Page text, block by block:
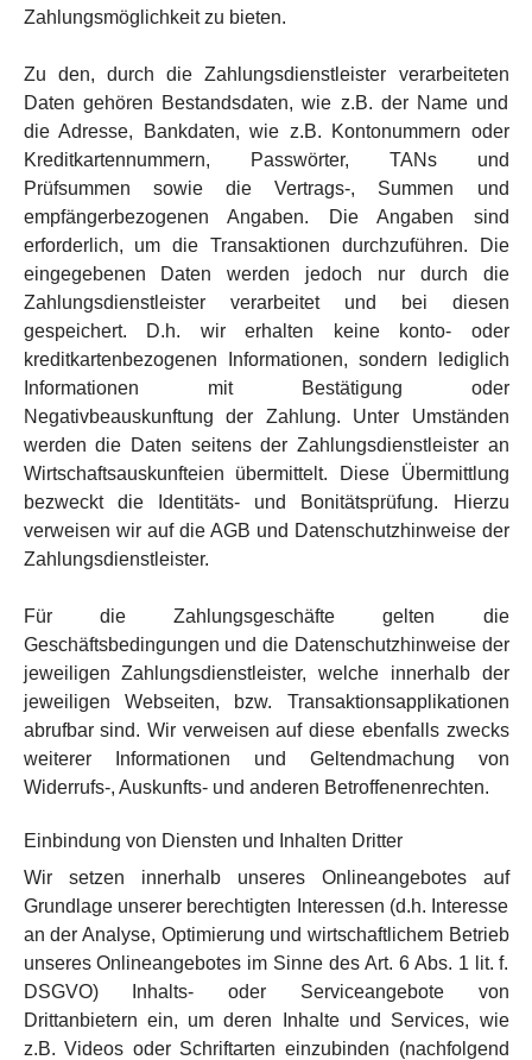
Zahlungsmöglichkeit zu bieten.
Zu den, durch die Zahlungsdienstleister verarbeiteten
Daten gehören Bestandsdaten, wie z.B. der Name und
die Adresse, Bankdaten, wie z.B. Kontonummern oder
Kreditkartennummern, Passwörter, TANs und
Prüfsummen sowie die Vertrags-, Summen und
empfängerbezogenen Angaben. Die Angaben sind
erforderlich, um die Transaktionen durchzuführen. Die
eingegebenen Daten werden jedoch nur durch die
Zahlungsdienstleister verarbeitet und bei diesen
gespeichert. D.h. wir erhalten keine konto- oder
kreditkartenbezogenen Informationen, sondern lediglich
Informationen mit Bestätigung oder
Negativbeauskunftung der Zahlung. Unter Umständen
werden die Daten seitens der Zahlungsdienstleister an
Wirtschaftsauskunfteien übermittelt. Diese Übermittlung
bezweckt die Identitäts- und Bonitätsprüfung. Hierzu
verweisen wir auf die AGB und Datenschutzhinweise der
Zahlungsdienstleister.
Für die Zahlungsgeschäfte gelten die
Geschäftsbedingungen und die Datenschutzhinweise der
jeweiligen Zahlungsdienstleister, welche innerhalb der
jeweiligen Webseiten, bzw. Transaktionsapplikationen
abrufbar sind. Wir verweisen auf diese ebenfalls zwecks
weiterer Informationen und Geltendmachung von
Widerrufs-, Auskunfts- und anderen Betroffenenrechten.
Einbindung von Diensten und Inhalten Dritter
Wir setzen innerhalb unseres Onlineangebotes auf
Grundlage unserer berechtigten Interessen (d.h. Interesse
an der Analyse, Optimierung und wirtschaftlichem Betrieb
unseres Onlineangebotes im Sinne des Art. 6 Abs. 1 lit. f.
DSGVO) Inhalts- oder Serviceangebote von
Drittanbietern ein, um deren Inhalte und Services, wie
z.B. Videos oder Schriftarten einzubinden (nachfolgend